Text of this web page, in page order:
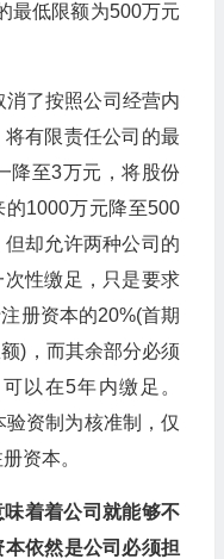
最低限额为500万元
了按照公司经营内
有限责任公司的最
降至3万元，将股份
1000万元降至500
却允许两种公司的
性缴足，只是要求
册资本的20%(首期
)，而其余部分必须
以在5年内缴足。
资制为核准制，仅
资本。
着着公司就能够不
依然是公司必须担